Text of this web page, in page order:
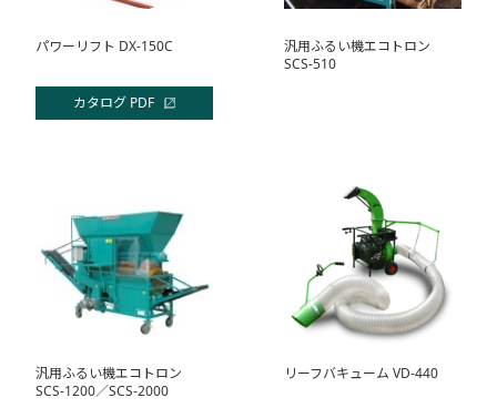
パワーリフト DX-150C
カタログ PDF
汎用ふるい機エコトロン
SCS-510
汎用ふるい機エコトロン
SCS-1200／SCS-2000
リーフバキューム VD-440